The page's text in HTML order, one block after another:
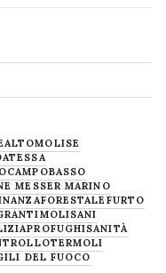
ALTOMOLISE
ATESSA
CAMPOBASSO
MESSER MARINO
FORESTALE FURTO
MOLISANI
PROFUGHISANITÀ
TERMOLI
DEL FUOCO